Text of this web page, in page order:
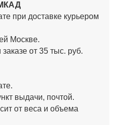
при доставке курьером
Москве.
от 35 тыс. руб.
выдачи, почтой.
от веса и объема